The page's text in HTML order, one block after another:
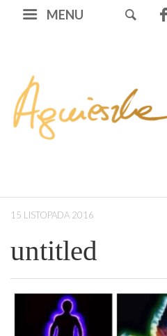
MENU
15 LISTOPADA 2016
untitled